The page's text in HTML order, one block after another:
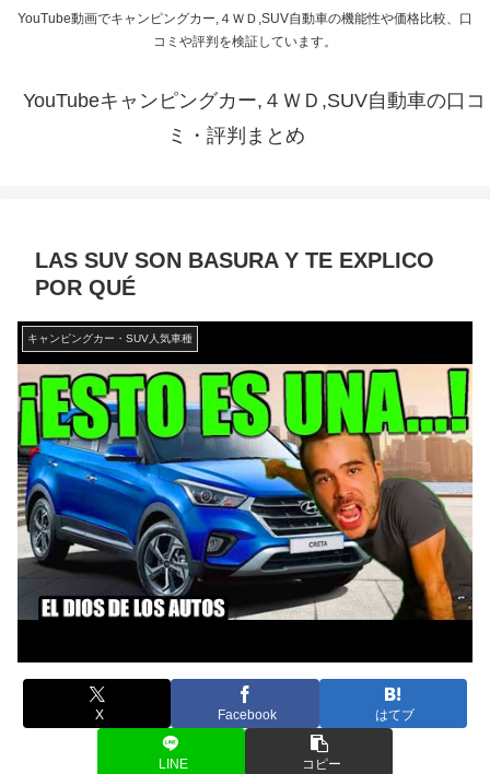
YouTube動画でキャンピングカー,４ＷＤ,SUV自動車の機能性や価格比較、口
コミや評判を検証しています。
YouTubeキャンピングカー,４ＷＤ,SUV自動車の口コ
ミ・評判まとめ
LAS SUV SON BASURA Y TE EXPLICO
POR QUÉ
キャンピングカー・SUV人気車種
X Facebook はてブ
LINE コピー